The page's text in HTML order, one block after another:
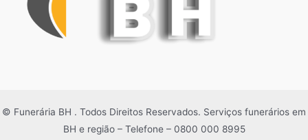
© Funerária BH . Todos Direitos Reservados. Serviços funerários em
BH e região – Telefone – 0800 000 8995